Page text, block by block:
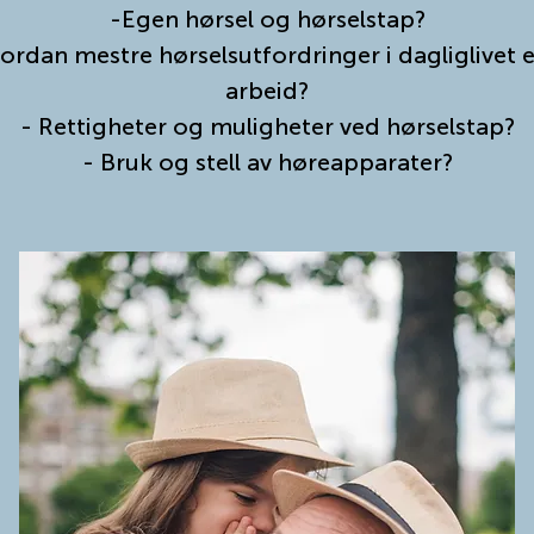
-Egen hørsel og hørselstap?
mestre hørselsutfordringer i dagliglivet
arbeid?
- Rettigheter og muligheter ved hørselstap?
- Bruk og stell av høreapparater?